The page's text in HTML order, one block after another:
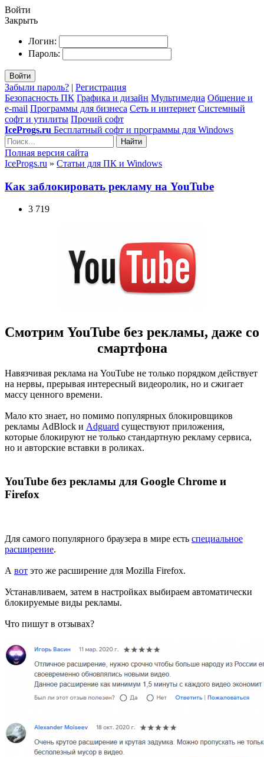
Войти
Закрыть
Логин:
Пароль:
Войти
Забыли пароль? | Регистрация
Безопасность ПК Графика и дизайн Мультимедиа Общение и
e-mail Программы для бизнеса Сеть и интернет Системный
софт и утилиты Прочий софт
IceProgs.ru Бесплатный софт и программы для Windows
Найти
Полная версия сайта
IceProgs.ru » Статьи для ПК и Windows
Как заблокировать рекламу на YouTube
3 719
Смотрим YouTube без рекламы, даже со
смартфона
Навязчивая реклама на YouTube не только порядком действует
на нервы, прерывая интересный видеоролик, но и сжигает
массу ценного времени.
Мало кто знает, но помимо популярных блокировщиков
рекламы AdBlock и Adguard существуют приложения,
которые блокируют не только стандартную рекламу сервиса,
но и авторские вставки в роликах.
YouTube без рекламы для Google Chrome и
Firefox
Для самого популярного браузера в мире есть специальное
расширение.
А вот это же расширение для Mozilla Firefox.
Устанавливаем, затем в настройках выбираем автоматически
блокируемые виды рекламы.
Что пишут в отзывах?